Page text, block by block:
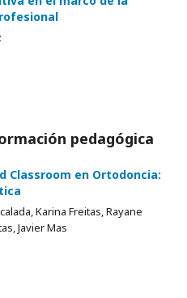
pedagógica
Classroom en Ortodoncia:
Karina Freitas, Rayane
Javier Mas